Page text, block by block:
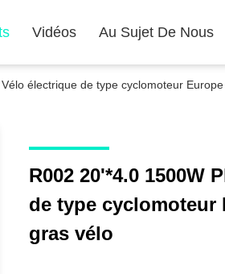
Vidéos Au Sujet De Nous
électrique de type cyclomoteur
R002 20'*4.0 1500W
de type cyclomoteur
gras vélo